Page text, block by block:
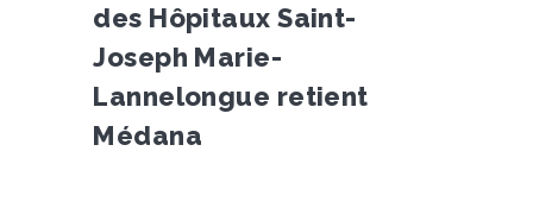
des Hôpitaux Saint-
Joseph Marie-
Lannelongue retient
Médana